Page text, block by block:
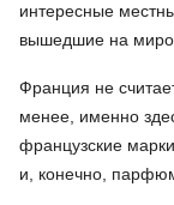
интересные
вышедшие на
Франция не
менее, именно
французские
и, конечно,